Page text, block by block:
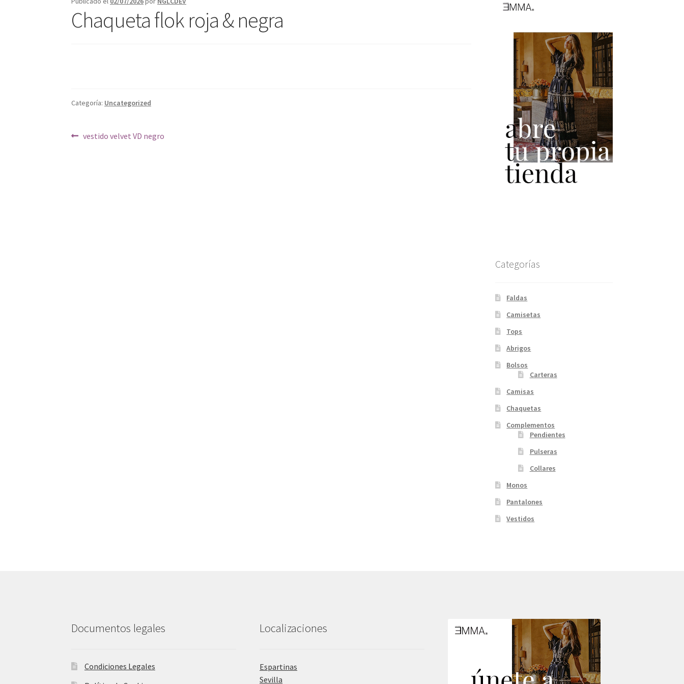
Chaqueta flok roja & negra
Categoría: Uncategorized
Navegación
Anterior:
vestido velvet VD negro
Categorías
Faldas
Camisetas
Tops
Abrigos
Bolsos
Carteras
Camisas
Chaquetas
Complementos
Pendientes
Pulseras
Collares
Monos
Pantalones
Vestidos
Documentos legales
Condiciones Legales
Localizaciones
Espartinas
Sevilla